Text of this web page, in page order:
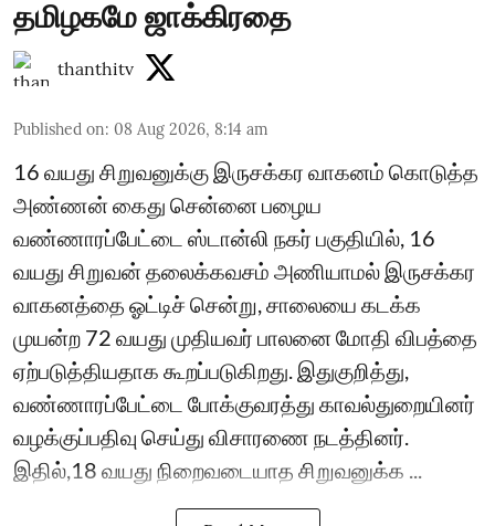
தமிழகமே ஜாக்கிரதை
thanthitv
Published on: 08 Aug 2026, 8:14 am
16 வயது சிறுவனுக்கு இருசக்கர வாகனம் கொடுத்த
அண்ணன் கைது சென்னை பழைய
வண்ணாரப்பேட்டை ஸ்டான்லி நகர் பகுதியில், 16
வயது சிறுவன் தலைக்கவசம் அணியாமல் இருசக்கர
வாகனத்தை ஓட்டிச் சென்று, சாலையை கடக்க
முயன்ற 72 வயது முதியவர் பாலனை மோதி விபத்தை
ஏற்படுத்தியதாக கூறப்படுகிறது. இதுகுறித்து,
வண்ணாரப்பேட்டை போக்குவரத்து காவல்துறையினர்
வழக்குப்பதிவு செய்து விசாரணை நடத்தினர்.
இதில்,18 வயது நிறைவடையாத சிறுவனுக்க ...